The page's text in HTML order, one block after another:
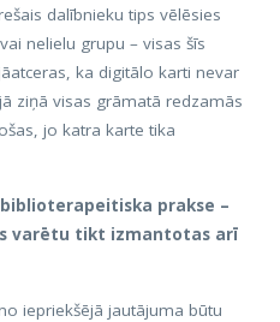
dalībnieku tips vēlēsies
nelielu grupu – visas šīs
ka digitālo karti nevar
ziņā visas grāmatā redzamās
jo katra karte tika
prakse –
varētu tikt izmantotas arī
iepriekšējā jautājuma būtu